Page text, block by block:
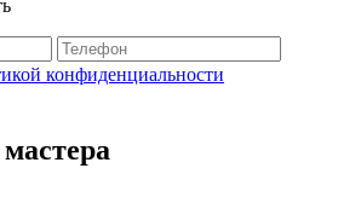
конфиденциальности